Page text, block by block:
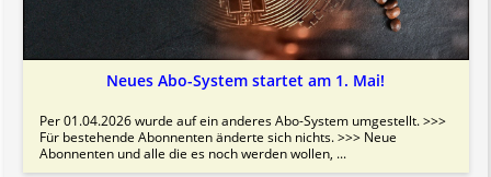
Neues Abo-System startet am 1. Mai!
Per 01.04.2026 wurde auf ein anderes Abo-System umgestellt. >>>
Für bestehende Abonnenten änderte sich nichts. >>> Neue
Abonnenten und alle die es noch werden wollen, ...